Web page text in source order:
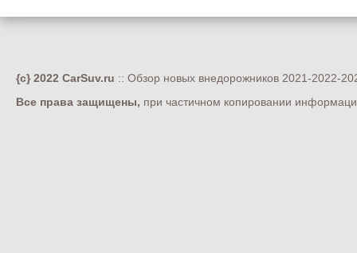
{c} 2022 CarSuv.ru :: Обзор новых внедорожников 2021-2022-
Все права защищены, при частичном копировании